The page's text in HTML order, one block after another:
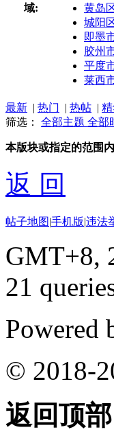
域:
黄岛
城阳
即墨
胶州
平度
莱西
最新 | 热门 | 热帖 |
筛选： 全部主题 全部
本版块或指定的范围
返 回
帖子地图|手机版|违法
GMT+8,
21
Powered
© 2018-
返回顶部